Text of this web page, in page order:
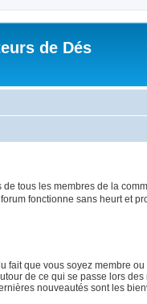
de Dés
tous les membres de la
fonctionne sans heurt et
fait que vous soyez membre
de ce qui se passe lors
nouveautés sont les